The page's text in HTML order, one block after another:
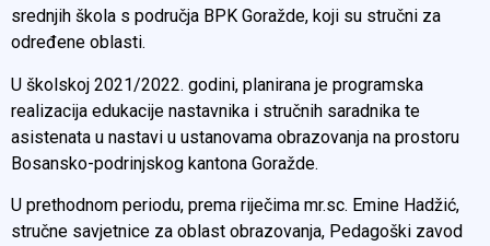
srednjih škola s područja BPK Goražde, koji su stručni za
određene oblasti.
U školskoj 2021/2022. godini, planirana je programska
realizacija edukacije nastavnika i stručnih saradnika te
asistenata u nastavi u ustanovama obrazovanja na prostoru
Bosansko-podrinjskog kantona Goražde.
U prethodnom periodu, prema riječima mr.sc. Emine Hadžić,
stručne savjetnice za oblast obrazovanja, Pedagoški zavod